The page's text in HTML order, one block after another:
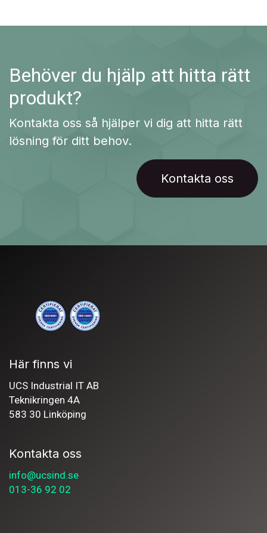
Behöver du hjälp att hitta rätt
produkt?
Kontakta oss så hjälper vi dig att hitta rätt
lösning för ditt behov.
Kontakta oss
Här finns vi
UCS Industrial IT AB
Teknikringen 4A
583 30 Linköping
Kontakta oss
info@ucsind.se
013-36 92 02